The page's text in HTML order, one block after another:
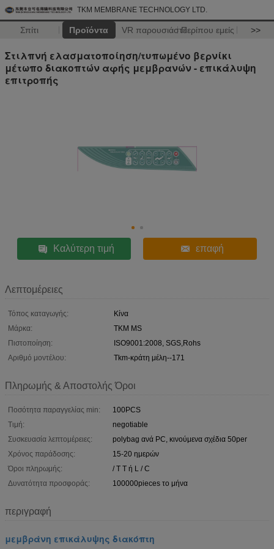
TKM MEMBRANE TECHNOLOGY LTD.
Σπίτι Προϊόντα VR παρουσιάστεΠερίπου εμείς >>
Στιλπνή ελασματοποίηση/τυπωμένο βερνίκι
μέτωπο διακοπτών αφής μεμβρανών - επικάλυψη
επιτροπής
Καλύτερη τιμή επαφή
Λεπτομέρειες
Τόπος καταγωγής:
Κίνα
Μάρκα:
TKM MS
Πιστοποίηση:
ISO9001:2008, SGS,Rohs
Αριθμό μοντέλου:
Tkm-κράτη μέλη--171
Πληρωμής & Αποστολής Όροι
Ποσότητα παραγγελίας min:
100PCS
Τιμή:
negotiable
Συσκευασία λεπτομέρειες:
polybag ανά PC, κινούμενα σχέδια 50per
Χρόνος παράδοσης:
15-20 ημερών
Όροι πληρωμής:
/ T T ή L / C
Δυνατότητα προσφοράς:
100000pieces το μήνα
περιγραφή
μεμβράνη επικάλυψης διακόπτη